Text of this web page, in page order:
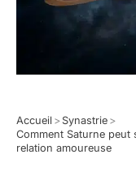
Accueil > Synastrie >
Comment Saturne
relation amoureuse